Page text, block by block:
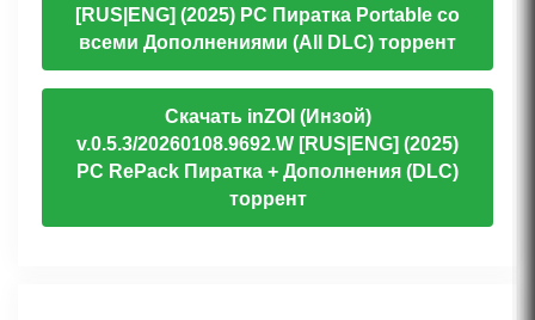
[RUS|ENG] (2025) PC Пиратка Portable со
всеми Дополнениями (All DLC) торрент
Скачать inZOI (Инзой)
v.0.5.3/20260108.9692.W [RUS|ENG] (2025)
PC RePack Пиратка + Дополнения (DLC)
торрент